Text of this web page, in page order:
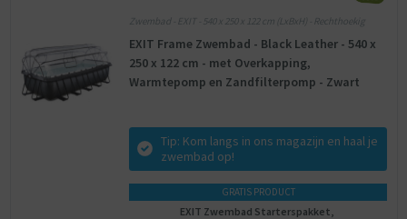
Zwembad - EXIT - 540 x 250 x 122 cm (LxBxH) - Rechthoekig
EXIT Frame Zwembad - Black Leather - 540 x
250 x 122 cm - met Overkapping,
Warmtepomp en Zandfilterpomp - Zwart
Tip: Kom langs in ons magazijn en haal je
zwembad op!
GRATIS PRODUCT
EXIT Zwembad Starterspakket,